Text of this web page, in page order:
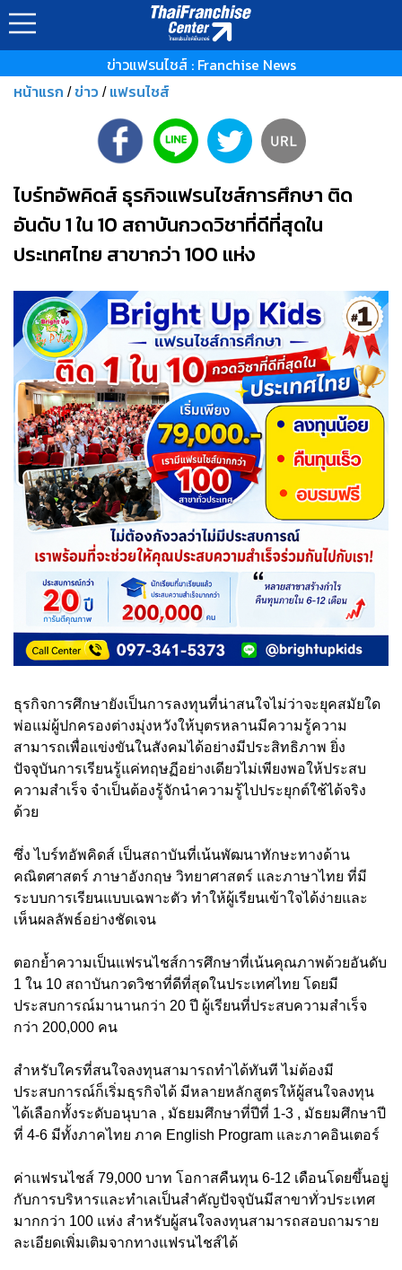
ข่าวแฟรนไชส์ : Franchise News
หน้าแรก / ข่าว / แฟรนไชส์
ไบร์ทอัพคิดส์ ธุรกิจแฟรนไชส์การศึกษา ติด
อันดับ 1 ใน 10 สถาบันกวดวิชาที่ดีที่สุดใน
ประเทศไทย สาขากว่า 100 แห่ง
ธุรกิจการศึกษายังเป็นการลงทุนที่น่าสนใจไม่ว่าจะยุคสมัยใด
พ่อแม่ผู้ปกครองต่างมุ่งหวังให้บุตรหลานมีความรู้ความ
สามารถเพื่อแข่งขันในสังคมได้อย่างมีประสิทธิภาพ ยิ่ง
ปัจจุบันการเรียนรู้แค่ทฤษฏีอย่างเดียวไม่เพียงพอให้ประสบ
ความสำเร็จ จำเป็นต้องรู้จักนำความรู้ไปประยุกต์ใช้ได้จริง
ด้วย
ซึ่ง ไบร์ทอัพคิดส์ เป็นสถาบันที่เน้นพัฒนาทักษะทางด้าน
คณิตศาสตร์ ภาษาอังกฤษ วิทยาศาสตร์ และภาษาไทย ที่มี
ระบบการเรียนแบบเฉพาะตัว ทำให้ผู้เรียนเข้าใจได้ง่ายและ
เห็นผลลัพธ์อย่างชัดเจน
ตอกย้ำความเป็นแฟรนไชส์การศึกษาที่เน้นคุณภาพด้วยอันดับ
1 ใน 10 สถาบันกวดวิชาที่ดีที่สุดในประเทศไทย โดยมี
ประสบการณ์มานานกว่า 20 ปี ผู้เรียนที่ประสบความสำเร็จ
กว่า 200,000 คน
สำหรับใครที่สนใจลงทุนสามารถทำได้ทันที ไม่ต้องมี
ประสบการณ์ก็เริ่มธุรกิจได้ มีหลายหลักสูตรให้ผู้สนใจลงทุน
ได้เลือกทั้งระดับอนุบาล , มัธยมศึกษาที่ปีที่ 1-3 , มัธยมศึกษาปี
ที่ 4-6 มีทั้งภาคไทย ภาค English Program และภาคอินเตอร์
ค่าแฟรนไชส์ 79,000 บาท โอกาสคืนทุน 6-12 เดือนโดยขึ้นอยู่
กับการบริหารและทำเลเป็นสำคัญปัจจุบันมีสาขาทั่วประเทศ
มากกว่า 100 แห่ง สำหรับผู้สนใจลงทุนสามารถสอบถามราย
ละเอียดเพิ่มเติมจากทางแฟรนไชส์ได้